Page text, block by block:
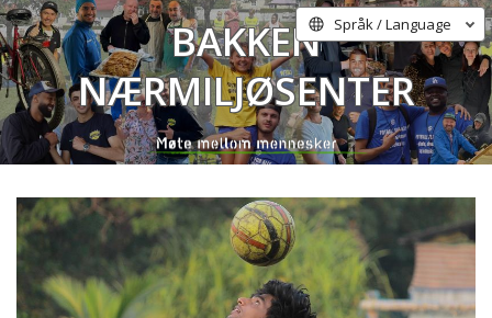
Språk / Language
Bakken
Nærmiljøsenter